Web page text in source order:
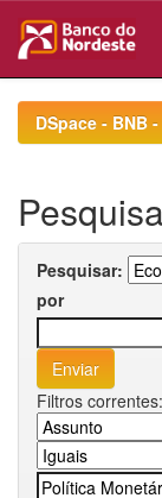
navigationDSpace - BNB
Pesquisar:
por
Filtros correntes: